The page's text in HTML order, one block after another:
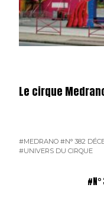
Le cirque
#MEDRANO #N° 382
#UNIVERS DU CIRQUE
#N°